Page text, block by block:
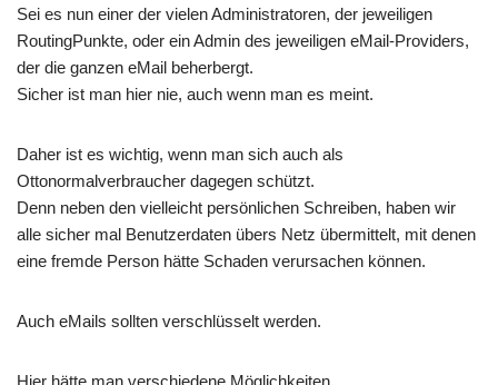
Sei es nun einer der vielen Administratoren, der jeweiligen
RoutingPunkte, oder ein Admin des jeweiligen eMail-Providers,
der die ganzen eMail beherbergt.
Sicher ist man hier nie, auch wenn man es meint.
Daher ist es wichtig, wenn man sich auch als
Ottonormalverbraucher dagegen schützt.
Denn neben den vielleicht persönlichen Schreiben, haben wir
alle sicher mal Benutzerdaten übers Netz übermittelt, mit denen
eine fremde Person hätte Schaden verursachen können.
Auch eMails sollten verschlüsselt werden.
Hier hätte man verschiedene Möglichkeiten.